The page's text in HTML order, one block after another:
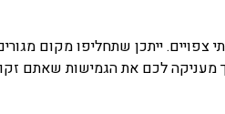
צפויים. ייתכן שתחליפו מקום
מעניקה לכם את הגמישות שאתם